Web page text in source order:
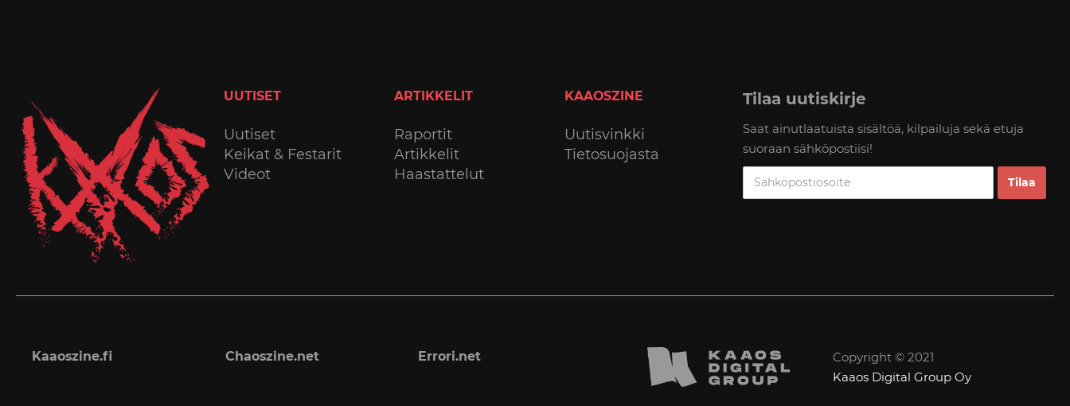
UUTISET
Uutiset
Keikat & Festarit
Videot
ARTIKKELIT
Raportit
Artikkelit
Haastattelut
KAAOSZINE
Uutisvinkki
Tietosuojasta
Tilaa uutiskirje
Saat ainutlaatuista sisältöä, kilpailuja sekä etuja
suoraan sähköpostiisi!
Kaaoszine.fi Chaoszine.net Errori.net
Copyright © 2021
Kaaos Digital Group Oy